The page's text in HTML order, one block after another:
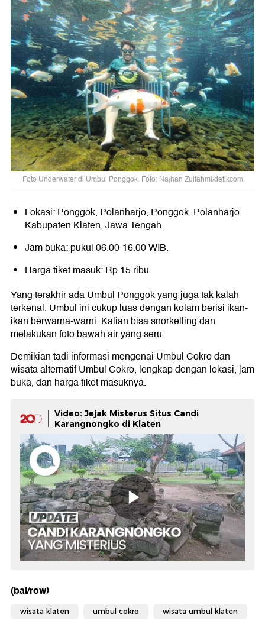
Foto Underwater di Umbul Ponggok. Foto: Najhan Zulfahmi/detikcom
Lokasi: Ponggok, Polanharjo, Ponggok, Polanharjo,
Kabupaten Klaten, Jawa Tengah.
Jam buka: pukul 06.00-16.00 WIB.
Harga tiket masuk: Rp 15 ribu.
Yang terakhir ada Umbul Ponggok yang juga tak kalah
terkenal. Umbul ini cukup luas dengan kolam berisi ikan-
ikan berwarna-warni. Kalian bisa snorkelling dan
melakukan foto bawah air yang seru.
Demikian tadi informasi mengenai Umbul Cokro dan
wisata alternatif Umbul Cokro, lengkap dengan lokasi, jam
buka, dan harga tiket masuknya.
Video: Jejak Misterus Situs Candi
Karangnongko di Klaten
(bai/row)
wisata klaten umbul cokro wisata umbul klaten